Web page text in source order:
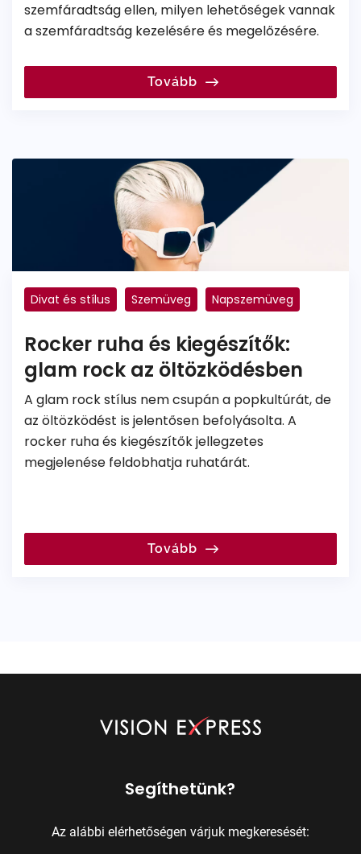
szemfáradtság ellen, milyen lehetőségek vannak
a szemfáradtság kezelésére és megelőzésére.
Tovább
Divat és stílus Szemüveg Napszemüveg
Rocker ruha és kiegészítők:
glam rock az öltözködésben
A glam rock stílus nem csupán a popkultúrát, de
az öltözködést is jelentősen befolyásolta. A
rocker ruha és kiegészítők jellegzetes
megjelenése feldobhatja ruhatárát.
Tovább
Segíthetünk?
Az alábbi elérhetőségen várjuk megkeresését: